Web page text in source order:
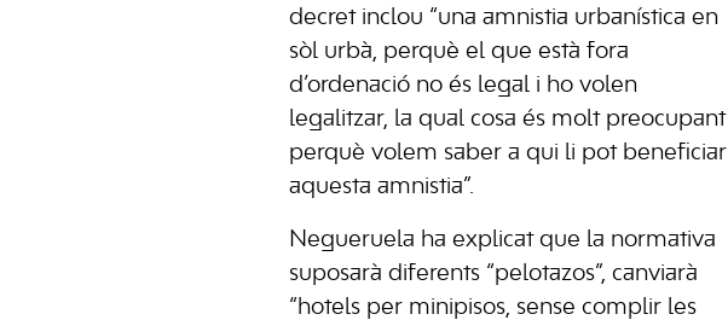
decret inclou “una amnistia urbanística en
sòl urbà, perquè el que està fora
d’ordenació no és legal i ho volen
legalitzar, la qual cosa és molt preocupant
perquè volem saber a qui li pot beneficiar
aquesta amnistia”.
Negueruela ha explicat que la normativa
suposarà diferents “pelotazos”, canviarà
“hotels per minipisos, sense complir les